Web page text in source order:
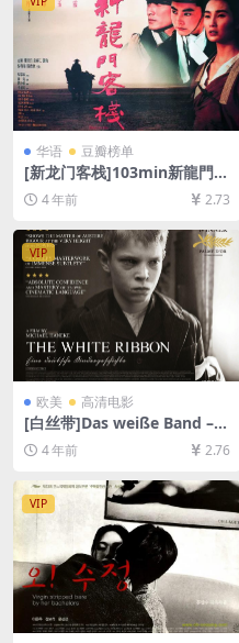
华语 豆瓣榜单
[新龙门客栈]103min新龍門客
棧 (1992)[百度网盘+迅雷云盘
资源1080P超清未删减][MP4/
4 年前 2.73
VIP
欧美 高清电影
[白丝带]Das weiße Band – E
ine deutsche Kindergeschic
hte (2009)[百度网盘+迅雷云
盘资源1080P超清未删减][MP
4/9GB][中文字幕]
4 年前 2.76
VIP